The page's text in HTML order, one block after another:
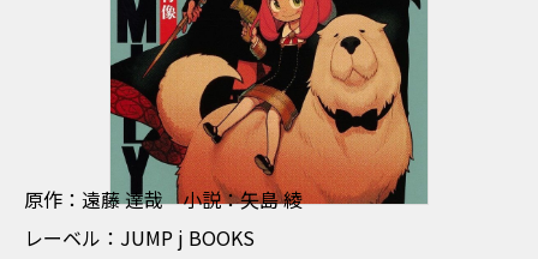
げんさく えんどう たつや しょうせつ やじま あや
原作：遠藤 達哉 小説：矢島 綾
れーべる JUMP j BOOKS
レーベル：JUMP j BOOKS